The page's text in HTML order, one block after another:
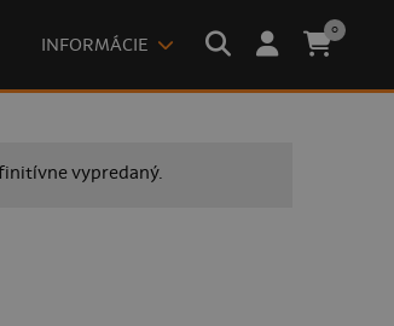
INFORMÁCIE
0
vypredaný.